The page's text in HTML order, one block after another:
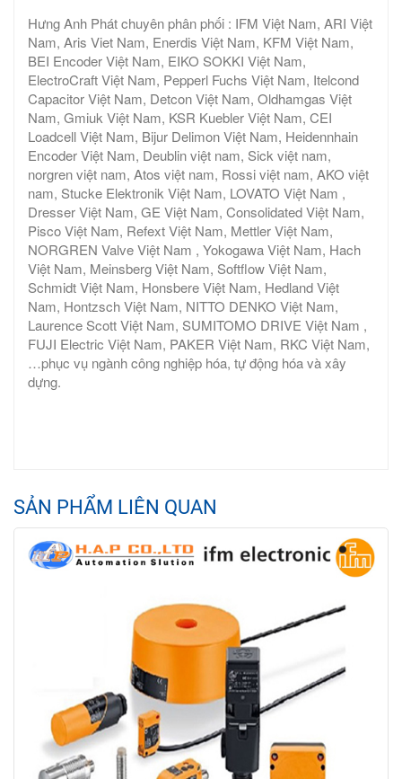
Hưng Anh Phát chuyên phân phối : IFM Việt Nam, ARI Việt
Nam, Aris Viet Nam, Enerdis Việt Nam, KFM Việt Nam,
BEI Encoder Việt Nam, EIKO SOKKI Việt Nam,
ElectroCraft Việt Nam, Pepperl Fuchs Việt Nam, Itelcond
Capacitor Việt Nam, Detcon Việt Nam, Oldhamgas Việt
Nam, Gmiuk Việt Nam, KSR Kuebler Việt Nam, CEI
Loadcell Việt Nam, Bijur Delimon Việt Nam, Heidennhain
Encoder Việt Nam, Deublin việt nam, Sick việt nam,
norgren việt nam, Atos việt nam, Rossi việt nam, AKO việt
nam, Stucke Elektronik Việt Nam, LOVATO Việt Nam ,
Dresser Việt Nam, GE Việt Nam, Consolidated Việt Nam,
Pisco Việt Nam, Refext Việt Nam, Mettler Việt Nam,
NORGREN Valve Việt Nam , Yokogawa Việt Nam, Hach
Việt Nam, Meinsberg Việt Nam, Softflow Việt Nam,
Schmidt Việt Nam, Honsbere Việt Nam, Hedland Việt
Nam, Hontzsch Việt Nam, NITTO DENKO Việt Nam,
Laurence Scott Việt Nam, SUMITOMO DRIVE Việt Nam ,
FUJI Electric Việt Nam, PAKER Việt Nam, RKC Việt Nam,
…phục vụ ngành công nghiệp hóa, tự động hóa và xây
dựng.
SẢN PHẨM LIÊN QUAN